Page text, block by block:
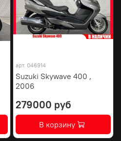
арт. 046914
Suzuki Skywave 400 ,
2006
279000 руб
В корзину